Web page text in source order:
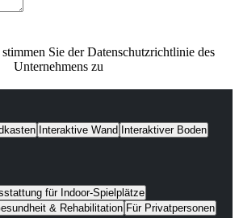
Sie der Datenschutzrichtlinie des
Unternehmens zu
Interaktive Wand Interaktiver Boden
für Indoor-Spielplätze
& Rehabilitation Für Privatpersonen